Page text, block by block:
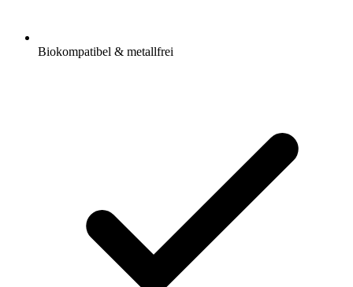
Biokompatibel & metallfrei